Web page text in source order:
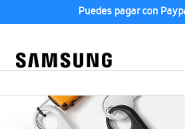
Puedes pagar con